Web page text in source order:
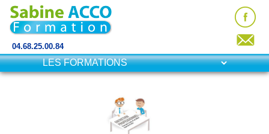
04.68.25.00.84